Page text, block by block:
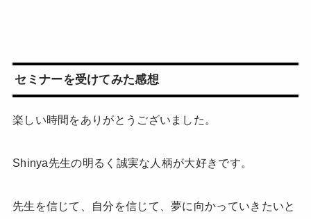
セミナーを受けてみた感想
楽しい時間をありがとうございました。
Shinya先生の明るく誠実な人柄が大好きです。
先生を信じて、自分を信じて、夢に向かっていきたいと